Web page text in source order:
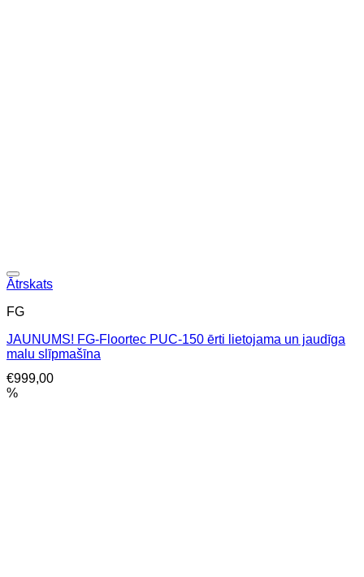
Ātrskats
FG
JAUNUMS! FG-Floortec PUC-150 ērti lietojama un jaudīga
malu slīpmašīna
€999,00
%